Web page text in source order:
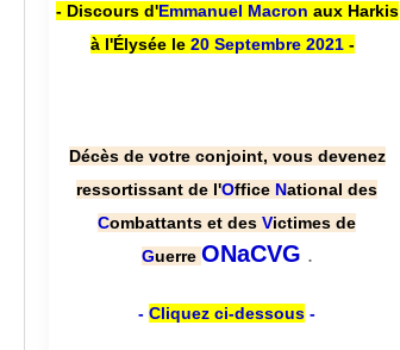
- Discours d'Emmanuel Macron aux Harkis
à l'Élysée le 20 Septembre 2021 -
Décès de votre conjoint, vous devenez
ressortissant de l'Office National des
Combattants et des Victimes de
Guerre ONaCVG .
- Cliquez ci-dessous -